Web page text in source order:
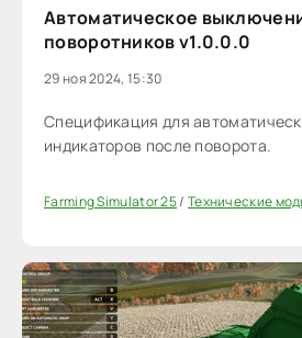
Автоматическое
поворотников v1.0.0.0
29 ноя 2024, 15:30
Спецификация для
индикаторов после поворота.
Farming Simulator 25/ Технические